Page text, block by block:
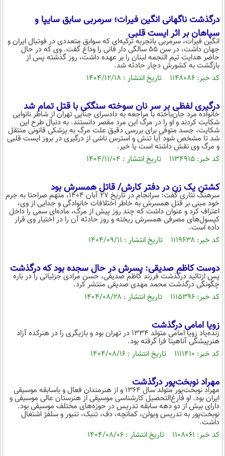
اخبار کریپتو
سرگرمی
باشگاه مغز
مجله تصویری سلاح
فیلم
اقتصاد
ورزش
سیاست
فناوری
گوناگون
سلامت
فرهنگی
حیات وحش
سیاست خارجی
عصر ایران 2
خواندنی ها و دیدنی ها
داستان کوتاه
روانشناسی
آشپزی
آموزش زبان
درگذشت ناگهانی انگین فیرات؛ سرمربی سابق سایپا و
سپاهان بر اثر ایست قلبی
انگین فیرات، سرمربی باتجربه ترکیه‌ای که سوابق متعددی در فوتبال ایران و
جهان داشت، در سن ۵۵ سالگی دار فانی را وداع گفت. وی که در حال
حاضر هدایت تیم النجمه لبنان را بر عهده داشت، روز گذشته پس از
بازگشت به کشورش دچار حادثه شد.
کد خبر: ۱۱۴۸۰۸۶ تاریخ انتشار : ۱۴۰۴/۱۲/۱۸
درگیری لفظی بر سر نان سوخته سنگکی با قتل تمام شد
خانواده مرد جان‌باخته با مراجعه به دادسرای جنایی تهران از شاطر نانوایی
شکایت کردند و او را در مرگ این مرد مقصر دانستند. به دنبال طرح این
شکایت، جسد متوفی برای بررسی دقیق علت مرگ به پزشکی قانونی منتقل
شد تا مشخص شود آیا تنش و استرس ناشی از درگیری در بروز ایست قلبی
و مرگ وی نقش داشته است یا خیر.
کد خبر: ۱۱۳۴۹۱۵ تاریخ انتشار : ۱۴۰۴/۱۱/۰۴
کشتن یک زن در دفتر کارش/ قاتل همسرش بود
سرهنگ نثاری گفت: سرانجام در تاریخ ۲۷ آبان ۱۴۰۴، متهم صراحتا به جرم
خود مبنی بر قتل همسرش به خاطر اختلافات خانوادگی و جدایی از وی،
اعتراف کرد و عنوان داشت که چند روز پیش از مرگ، ماده‌ای سمی را داخل
کپسول‌های مصرفی همسرش ریخته و روز حادثه آن را در اختیار وی قرار
داده است.
کد خبر: ۱۱۱۹۶۳۸ تاریخ انتشار : ۱۴۰۴/۰۹/۱۱
دوست کاظم صدیقی: پسرش در حال سجده بود که درگذشت
پس ازتائید درگذشت فرزند کاظم صدیقی، حسن مرادی جزئیاتی را در باره
چگونگی درگذشت محمد مهدی صدیقی منتشر کرد.
کد خبر: ۱۱۱۵۳۹۶ تاریخ انتشار : ۱۴۰۴/۰۸/۲۸
زویا امامی درگذشت
زنده‌یاد زویا امامی متولد ۱۳۳۴ در تهران بود و بازیگری را در هنرکده آزاد
هنرپیشگی آناهیتا فرا گرفته بود.
کد خبر: ۱۱۱۱۴۱۰ تاریخ انتشار : ۱۴۰۴/۰۸/۱۶
مهراد نوبخت‌پور درگذشت
مهراد نوبخت‌پور متولد سال ۱۳۶۴ و از هنرمندان فعال و باسابقه موسیقی
ایران بود. او فارغ‌التحصیل کارشناسی موسیقی از هنرستان عالی موسیقی و
دارای بیش از دو دهه سابقه تدریس در حوزه‌های مختلف موسیقی بود.
نوبخت‌پور به تدریس ویولن، کمانچه، دف، تنبک، تنبور و سلفژ اشتغال
داشت.
کد خبر: ۱۱۰۸۰۶۱ تاریخ انتشار : ۱۴۰۴/۰۸/۰۶